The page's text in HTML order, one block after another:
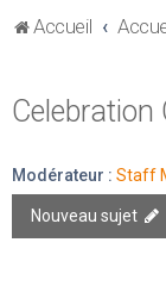
Accueil
Celebration
Modérateur : Staff
Nouveau sujet